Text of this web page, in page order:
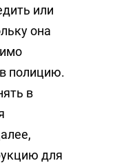
или
она
полицию.
в
для